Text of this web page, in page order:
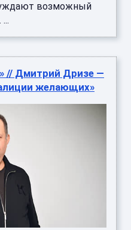
возможный
// Дмитрий Дризе —
желающих»